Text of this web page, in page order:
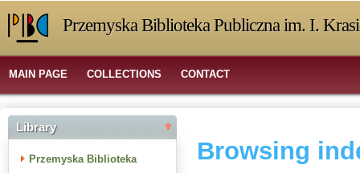
Przemyska Biblioteka Publiczna im. I.
MAIN PAGE COLLECTIONS CONTACT
Library
Przemyska Biblioteka
Browsing